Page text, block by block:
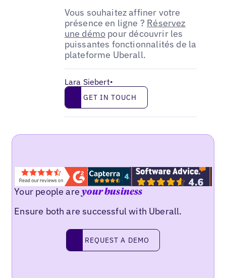
Vous souhaitez affiner votre
présence en ligne ? Réservez
une démo pour découvrir les
puissantes fonctionnalités de la
plateforme Uberall.
Lara Siebert•
Get in touch
GET IN TOUCH
Your people areyour business
Ensure both are successful with Uberall.
Request a demo
REQUEST A DEMO